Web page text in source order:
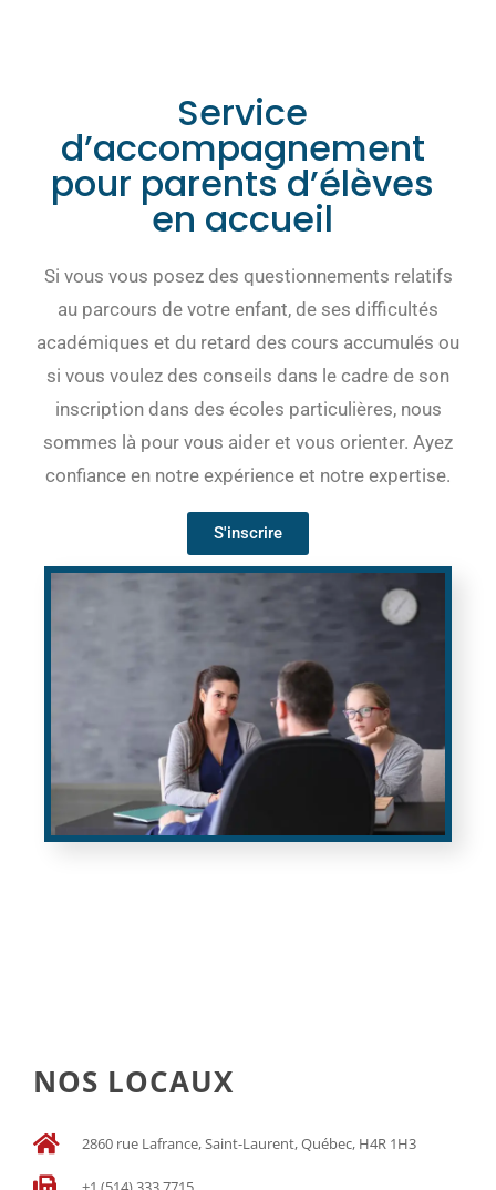
Service
d’accompagnement
pour parents d’élèves
en accueil
Si vous vous posez des questionnements relatifs
au parcours de votre enfant, de ses difficultés
académiques et du retard des cours accumulés ou
si vous voulez des conseils dans le cadre de son
inscription dans des écoles particulières, nous
sommes là pour vous aider et vous orienter. Ayez
confiance en notre expérience et notre expertise.
S'inscrire
NOS LOCAUX
2860 rue Lafrance, Saint-Laurent, Québec, H4R 1H3